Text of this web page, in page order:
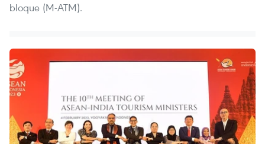
bloque (M-ATM).